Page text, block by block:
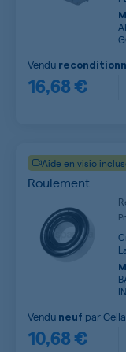
16,68 €
Vendu
Aide en visio
Roulement
10,68 €
Vendu neuf par